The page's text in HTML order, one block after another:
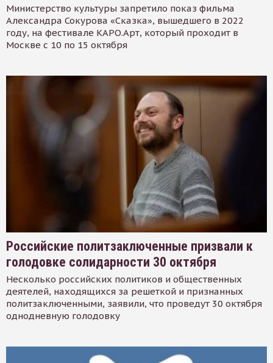
Министерство культуры запретило показ фильма
Александра Сокурова «Сказка», вышедшего в 2022
году, на фестивале КАРО.Арт, который проходит в
Москве с 10 по 15 октября
Российские политзаключенные призвали к
голодовке солидарности 30 октября
Несколько российских политиков и общественных
деятелей, находящихся за решеткой и признанных
политзаключенными, заявили, что проведут 30 октября
однодневную голодовку